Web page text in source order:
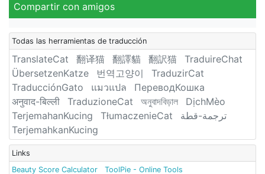
Compartir con amigos
Todas las herramientas de traducción
TranslateCat 翻译猫 翻譯貓 翻訳猫
TraduireChat
ÜbersetzenKatze
번역고양이
TraduzirCat
TraducciónGato
แมวแปล
ПереводКошка
अनुवाद-बिल्ली
TraduzioneCat অনুবাদবিড়াল
DịchMèo
TerjemahanKucing
TłumaczenieCat
ترجمة-قطة
TerjemahkanKucing
Links
Beauty Score Calculator
ToolPie - Online Tools